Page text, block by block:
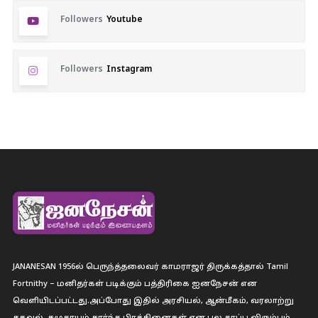
Followers Youtube
Followers Instagram
JANANESAN 1956ல் பெருந்த்தலைவர் காமராஜர் திருக்கத்தால் Tamil
Fortnithy – மனிதர்கள் படிக்கும் பத்திரிகை ஐனநேசன் என
வெளியிடப்பட்டது.அப்போது இதில் அரசியல், ஆன்மீகம், வரலாற்று